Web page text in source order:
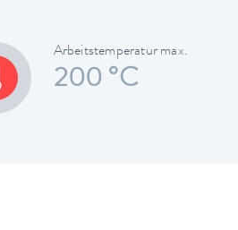
Arbeitstemperatur max.
200 °C